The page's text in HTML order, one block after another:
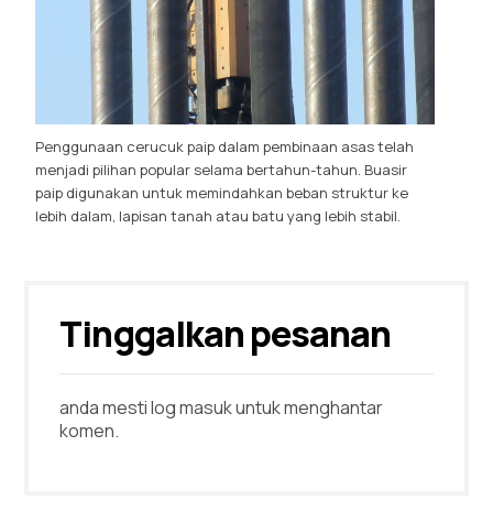
Penggunaan cerucuk paip dalam pembinaan asas telah
menjadi pilihan popular selama bertahun-tahun. Buasir
paip digunakan untuk memindahkan beban struktur ke
lebih dalam, lapisan tanah atau batu yang lebih stabil.
Tinggalkan pesanan
anda mestilog masukuntuk menghantar
komen.